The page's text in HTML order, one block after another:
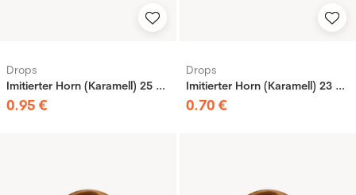
Drops
Imitierter Horn (Karamell) 25 mm
0.95 €
Drops
Imitierter Horn (Karamell) 23 mm
0.70 €